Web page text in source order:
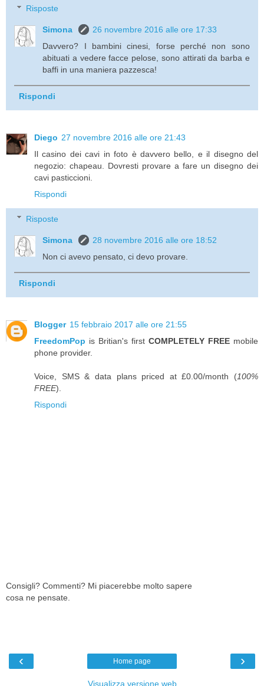
Risposte
Simona
26 novembre 2016 alle ore 17:33
Davvero? I bambini cinesi, forse perché non sono
abituati a vedere facce pelose, sono attirati da barba e
baffi in una maniera pazzesca!
Rispondi
Diego 27 novembre 2016 alle ore 21:43
Il casino dei cavi in foto è davvero bello, e il disegno del
negozio: chapeau. Dovresti provare a fare un disegno dei
cavi pasticcioni.
Rispondi
Risposte
Simona
28 novembre 2016 alle ore 18:52
Non ci avevo pensato, ci devo provare.
Rispondi
Blogger 15 febbraio 2017 alle ore 21:55
FreedomPop is Britian's first COMPLETELY FREE mobile
phone provider.
Voice, SMS & data plans priced at £0.00/month (100%
FREE).
Rispondi
Consigli? Commenti? Mi piacerebbe molto sapere
cosa ne pensate.
‹ ›
Home page
Visualizza versione web